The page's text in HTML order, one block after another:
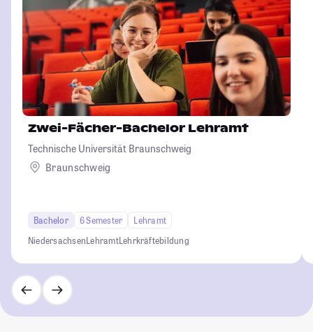
Zwei-Fächer-Bachelor Lehramt
Technische Universität Braunschweig
Braunschweig
Bachelor 6 Semester
Lehramt
NiedersachsenLehramtLehrkräftebildung